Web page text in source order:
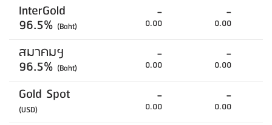
InterGold
96.5% (Baht)
-
0.00
-
0.00
สมาคมฯ
96.5% (Baht)
-
0.00
-
0.00
Gold Spot
(USD)
-
0.00
-
0.00